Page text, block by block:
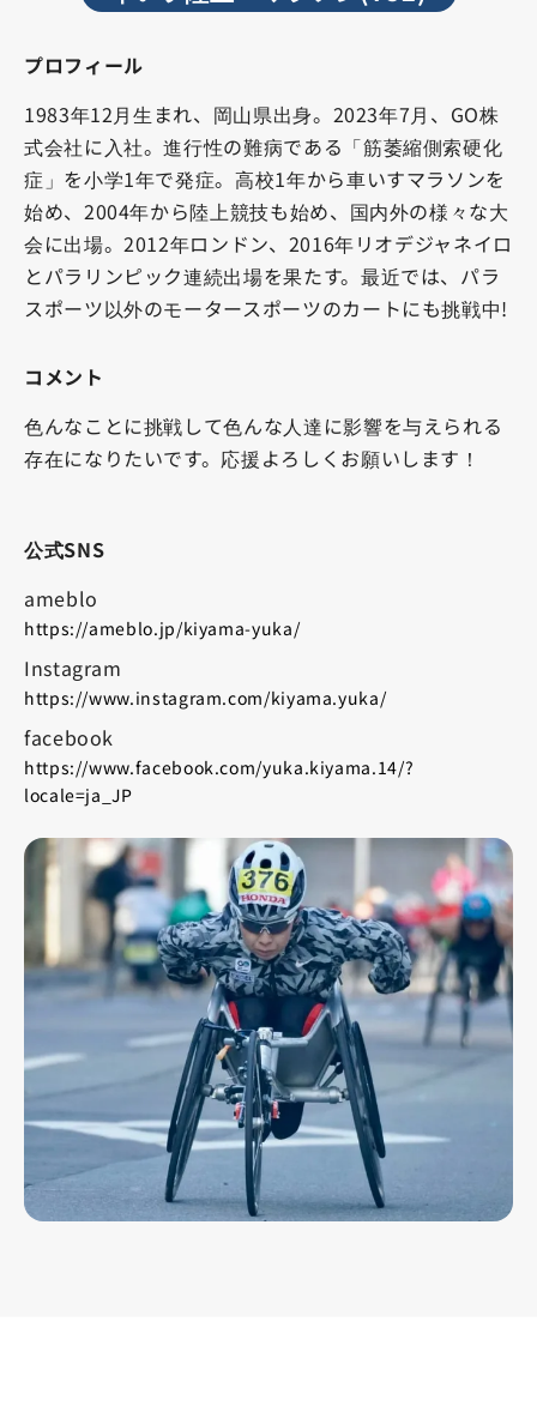
プロフィール
1983年12月生まれ、岡山県出身。2023年7月、GO株
式会社に入社。進行性の難病である「筋萎縮側索硬化
症」を小学1年で発症。高校1年から車いすマラソンを
始め、2004年から陸上競技も始め、国内外の様々な大
会に出場。2012年ロンドン、2016年リオデジャネイロ
とパラリンピック連続出場を果たす。最近では、パラ
スポーツ以外のモータースポーツのカートにも挑戦中!
コメント
色んなことに挑戦して色んな人達に影響を与えられる
存在になりたいです。応援よろしくお願いします！
公式SNS
ameblo
https://ameblo.jp/kiyama-yuka/
Instagram
https://www.instagram.com/kiyama.yuka/
facebook
https://www.facebook.com/yuka.kiyama.14/?
locale=ja_JP